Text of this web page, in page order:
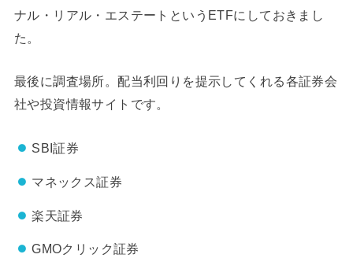
ナル・リアル・エステートというETFにしておきまし
た。
最後に調査場所。配当利回りを提示してくれる各証券会
社や投資情報サイトです。
SBI証券
マネックス証券
楽天証券
GMOクリック証券